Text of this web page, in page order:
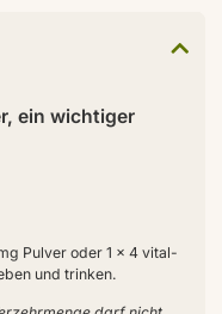
ein wichtiger
Pulver oder 1 x 4 vital-
und trinken.